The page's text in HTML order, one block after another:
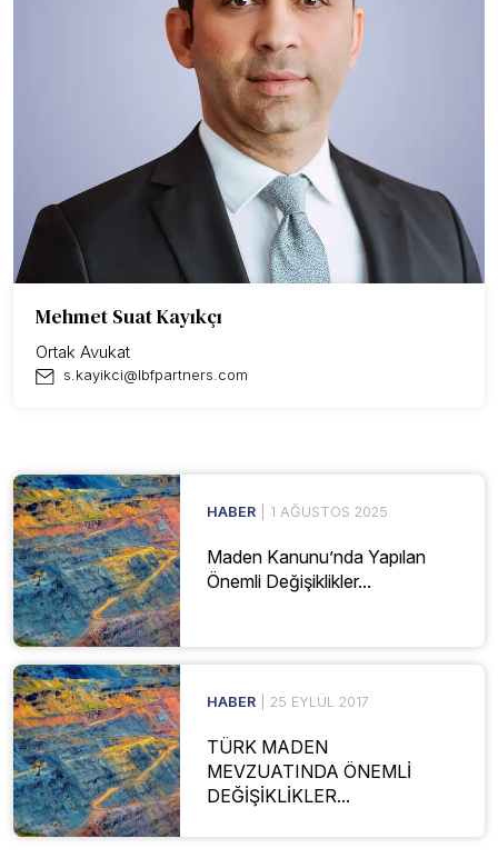
Mehmet Suat Kayıkçı
Ortak Avukat
s.kayikci@lbfpartners.com
HABER | 1 AĞUSTOS 2025
Maden Kanunu’nda Yapılan
Önemli Değişiklikler...
HABER | 25 EYLÜL 2017
TÜRK MADEN
MEVZUATINDA ÖNEMLİ
DEĞİŞİKLİKLER...